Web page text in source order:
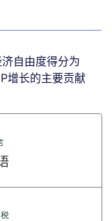
自由度得分为
增长的主要贡献